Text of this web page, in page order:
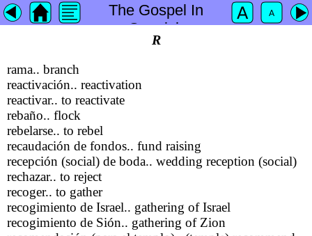
The Gospel In
Spanish
R
rama.. branch
reactivación.. reactivation
reactivar.. to reactivate
rebaño.. flock
rebelarse.. to rebel
recaudación de fondos.. fund raising
recepción (social) de boda.. wedding reception (social)
rechazar.. to reject
recoger.. to gather
recogimiento de Israel.. gathering of Israel
recogimiento de Sión.. gathering of Zion